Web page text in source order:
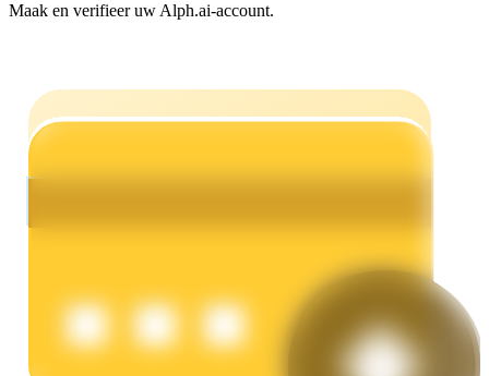
Verdienen
Macht varkentje
Maak en verifieer uw Alph.ai-account.